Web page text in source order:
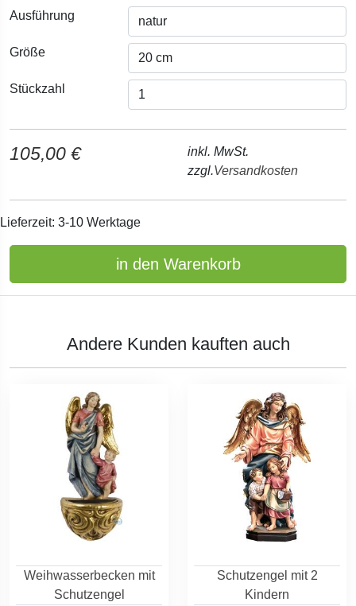
Ausführung
Größe
Stückzahl
105,00 €
inkl. MwSt.
zzgl.Versandkosten
Lieferzeit: 3-10 Werktage
in den Warenkorb
Andere Kunden kauften auch
Weihwasserbecken mit
Schutzengel
Schutzengel mit 2
Kindern